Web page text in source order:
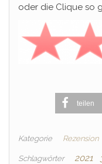
oder die Clique so
teilen
Kategorie Rezension
Schlagwörter 2021